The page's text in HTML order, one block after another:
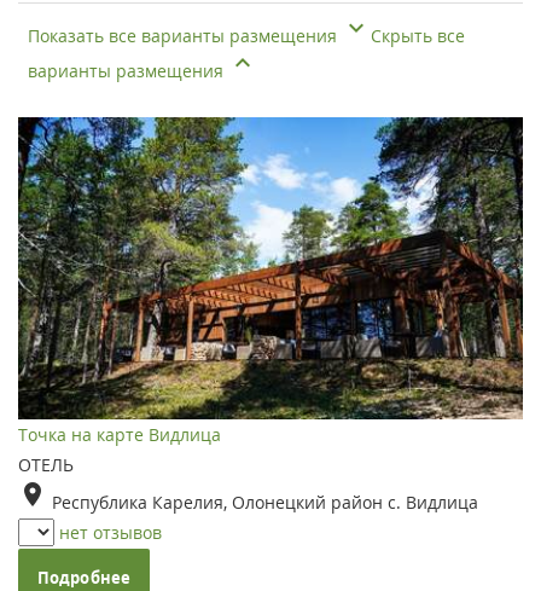
Показать все варианты размещения
Скрыть все
варианты размещения
Точка на карте Видлица
ОТЕЛЬ
Республика Карелия, Олонецкий район с. Видлица
нет отзывов
Подробнее